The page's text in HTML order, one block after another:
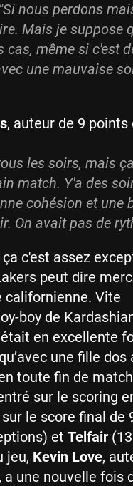
Si nous perdons
Mais je suppose
même si c'est
une mauvaise
, auteur de 9 points
les soirs, mais
match. Y'a des
cohésion et une
On avait pas de
c'est assez
peut dire
californienne. Vite
boy de
en excellente
une fille dos
toute fin de
sur le scoring
le score final de
et Telfair
jeu, Kevin Love,
une nouvelle fois